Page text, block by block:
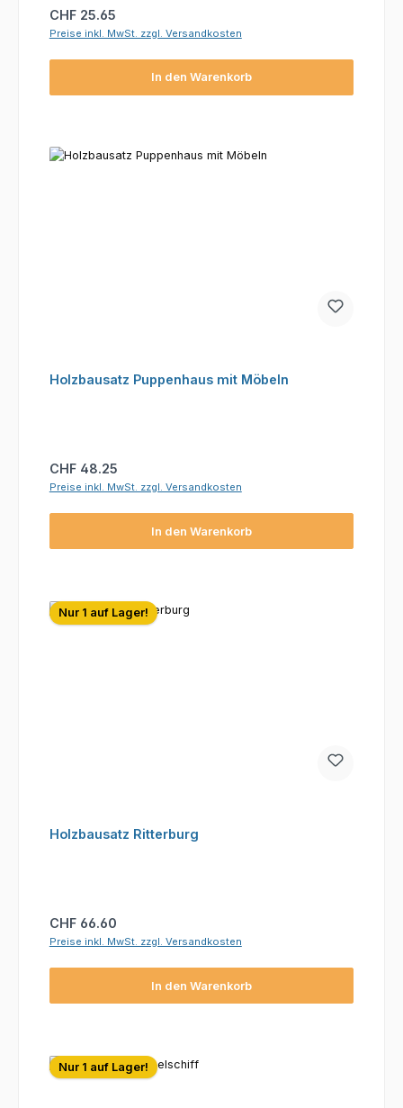
Regulärer Preis:
CHF 25.65
Preise inkl. MwSt. zzgl. Versandkosten
In den Warenkorb
Holzbausatz Puppenhaus mit Möbeln
Regulärer Preis:
CHF 48.25
Preise inkl. MwSt. zzgl. Versandkosten
In den Warenkorb
Nur 1 auf Lager!
Holzbausatz Ritterburg
Regulärer Preis:
CHF 66.60
Preise inkl. MwSt. zzgl. Versandkosten
In den Warenkorb
Nur 1 auf Lager!